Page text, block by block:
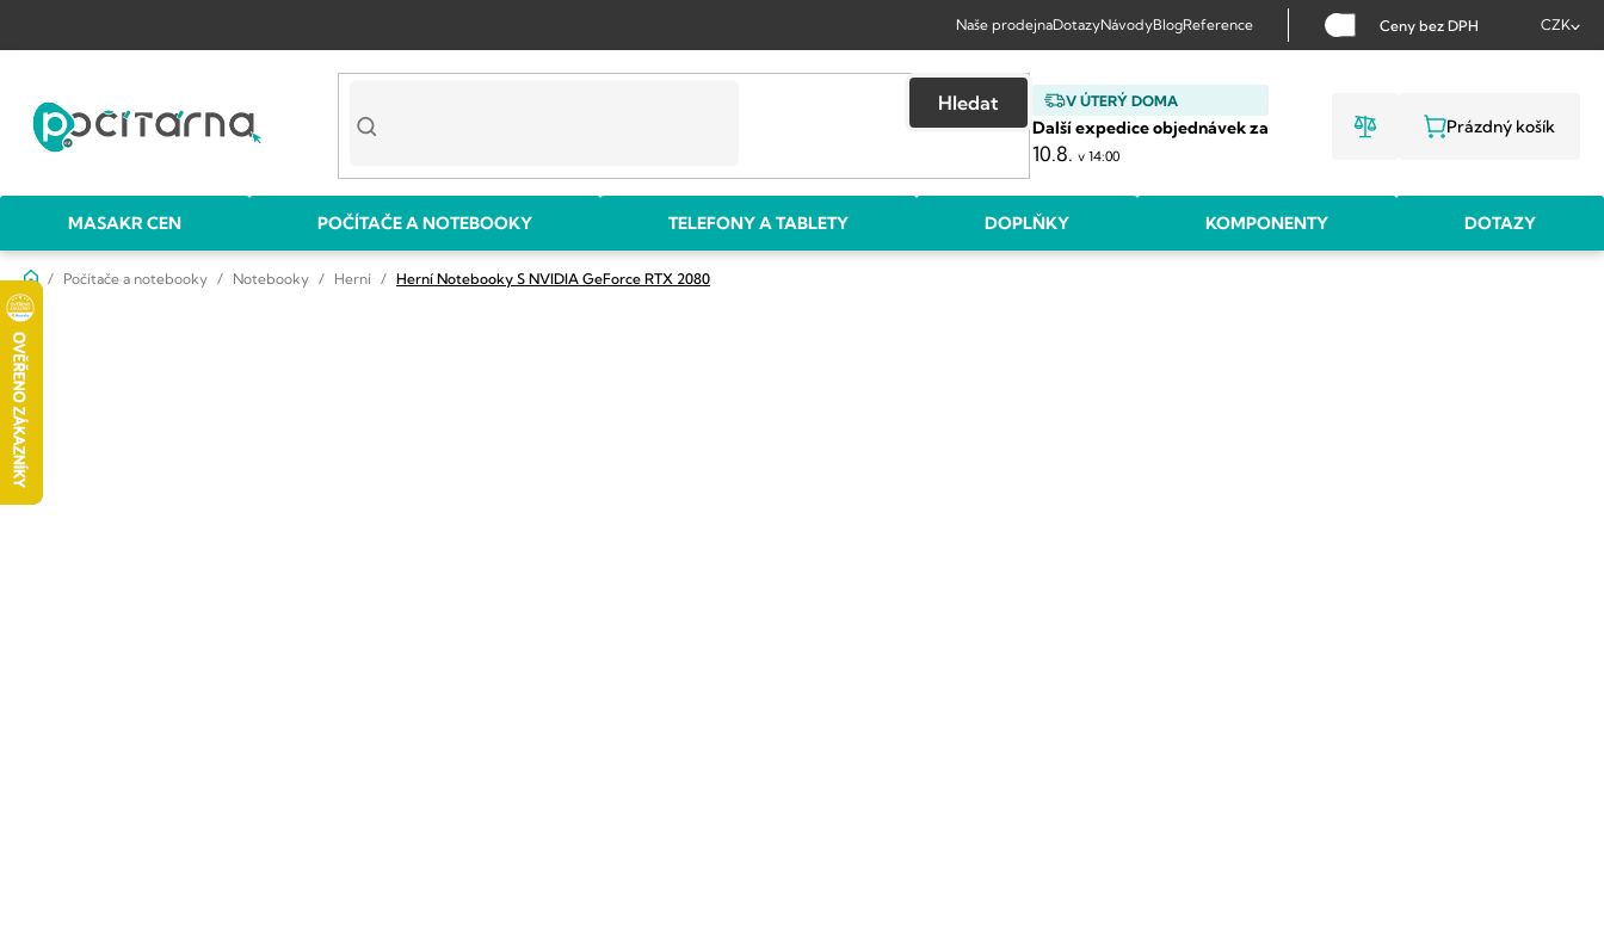
obsah
Naše prodejnaDotazyNávodyBlogReference Ceny bez DPH CZK
V ÚTERÝ DOMA
Další expedice objednávek za
10.8.v 14:00
Hledat
NÁKUPNÍ
Prázdný košík
MASAKR CEN POČÍTAČE A NOTEBOOKY TELEFONY A TABLETY DOPLŇKY KOMPONENTY DOTAZY
DomůPočítače a notebooky Notebooky Herní Herní Notebooky S NVIDIA GeForce RTX 2080
P
o
s
t
r
a